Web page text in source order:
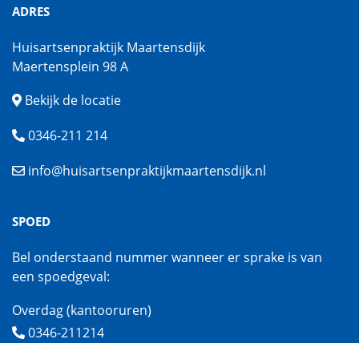
ADRES
Huisartsenpraktijk Maartensdijk
Maertensplein 98 A
Bekijk de locatie
0346-211 214
info@huisartsenpraktijkmaartensdijk.nl
SPOED
Bel onderstaand nummer wanneer er sprake is van
een spoedgeval:
Overdag (kantooruren)
0346-211214